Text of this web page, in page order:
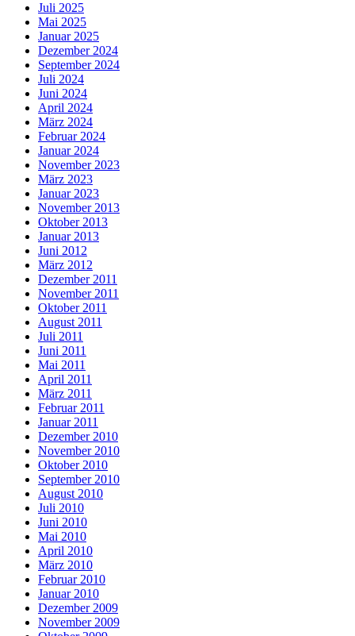
Juli 2025
Mai 2025
Januar 2025
Dezember 2024
September 2024
Juli 2024
Juni 2024
April 2024
März 2024
Februar 2024
Januar 2024
November 2023
März 2023
Januar 2023
November 2013
Oktober 2013
Januar 2013
Juni 2012
März 2012
Dezember 2011
November 2011
Oktober 2011
August 2011
Juli 2011
Juni 2011
Mai 2011
April 2011
März 2011
Februar 2011
Januar 2011
Dezember 2010
November 2010
Oktober 2010
September 2010
August 2010
Juli 2010
Juni 2010
Mai 2010
April 2010
März 2010
Februar 2010
Januar 2010
Dezember 2009
November 2009